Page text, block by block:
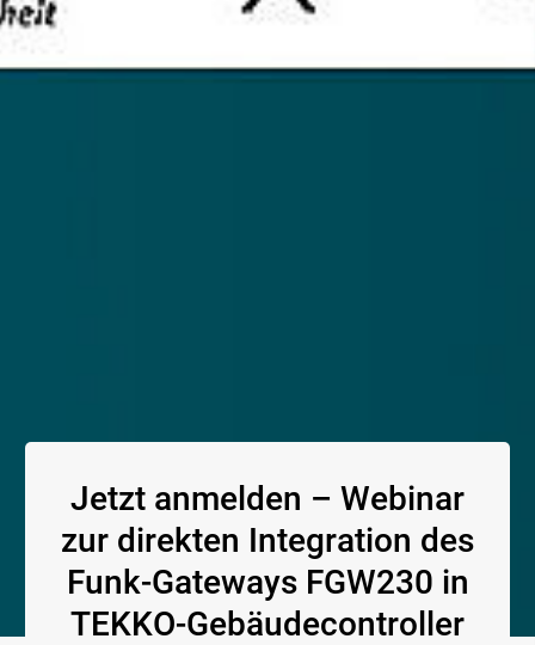
Jetzt anmelden – Webinar
zur direkten Integration des
Funk-Gateways FGW230 in
TEKKO-Gebäudecontroller